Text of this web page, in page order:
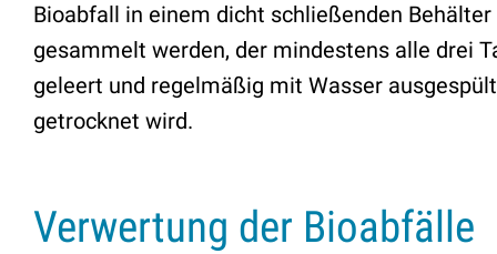
Bioabfall in einem dicht schließenden Behälter
gesammelt werden, der mindestens alle drei
geleert und regelmäßig mit Wasser
getrocknet wird.
Verwertung der Bioabfälle